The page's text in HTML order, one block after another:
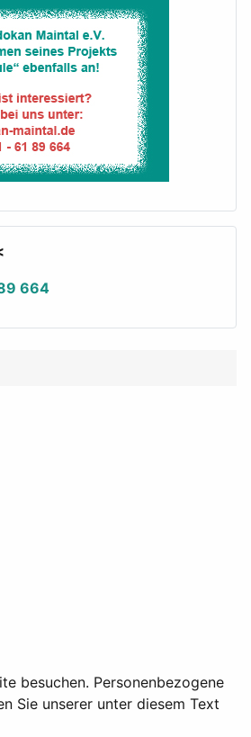
664
besuchen. Personenbezogene
Sie unserer unter diesem Text